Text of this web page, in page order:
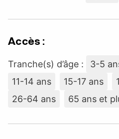
Accès :
Tranche(s) d’âge : 3-5
11-14 ans
15-17 ans
26-64 ans
65 ans et